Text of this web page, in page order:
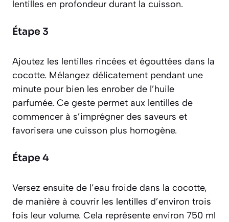
lentilles en profondeur durant la cuisson.
Étape 3
Ajoutez les lentilles rincées et égouttées dans la
cocotte. Mélangez délicatement pendant une
minute pour bien les enrober de l’huile
parfumée. Ce geste permet aux lentilles de
commencer à s’imprégner des saveurs et
favorisera une cuisson plus homogène.
Étape 4
Versez ensuite de l’eau froide dans la cocotte,
de manière à couvrir les lentilles d’environ trois
fois leur volume. Cela représente environ 750 ml